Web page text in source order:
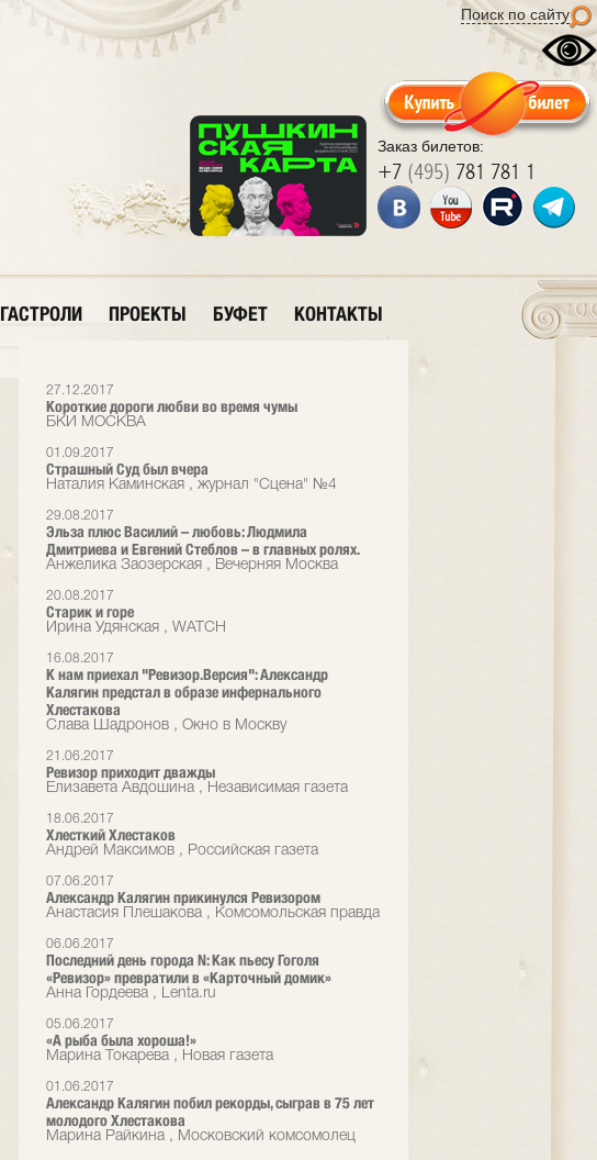
Поиск по сайту
Заказ билетов:
+7 (495) 781 781 1
ГАСТРОЛИ ПРОЕКТЫ БУФЕТ КОНТАКТЫ
27.12.2017
Короткие дороги любви во время чумы
БКИ МОСКВА
01.09.2017
Страшный Суд был вчера
Наталия Каминская , журнал "Сцена" №4
29.08.2017
Эльза плюс Василий – любовь: Людмила
Дмитриева и Евгений Стеблов – в главных ролях.
Анжелика Заозерская , Вечерняя Москва
20.08.2017
Старик и горе
Ирина Удянская , WATCH
16.08.2017
К нам приехал "Ревизор.Версия": Александр
Калягин предстал в образе инфернального
Хлестакова
Слава Шадронов , Окно в Москву
21.06.2017
Ревизор приходит дважды
Елизавета Авдошина , Независимая газета
18.06.2017
Хлесткий Хлестаков
Андрей Максимов , Российская газета
07.06.2017
Александр Калягин прикинулся Ревизором
Анастасия Плешакова , Комсомольская правда
06.06.2017
Последний день города N: Как пьесу Гоголя
«Ревизор» превратили в «Карточный домик»
Анна Гордеева , Lenta.ru
05.06.2017
«А рыба была хороша!»
Марина Токарева , Новая газета
01.06.2017
Александр Калягин побил рекорды, сыграв в 75 лет
молодого Хлестакова
Марина Райкина , Московский комсомолец